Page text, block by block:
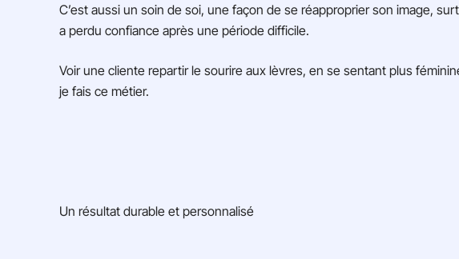
C’est aussi un soin de soi, une façon de se réapproprier son image,
a perdu confiance après une période difficile.
Voir une cliente repartir le sourire aux lèvres, en se sentant plus
je fais ce métier.
Un résultat durable et personnalisé